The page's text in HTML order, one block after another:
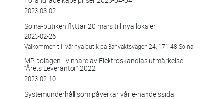
2023-03-02
Solna-butiken flyttar 20 mars till nya lokaler
2023-02-26
Välkommen till vår nya butik på Banvaktsvägen 24, 171 48 Solna!
MP bolagen - vinnare av Elektroskandias utmärkelse
”Årets Leverantör” 2022
2023-02-10
Systemunderhåll som påverkar vår e-handelssida